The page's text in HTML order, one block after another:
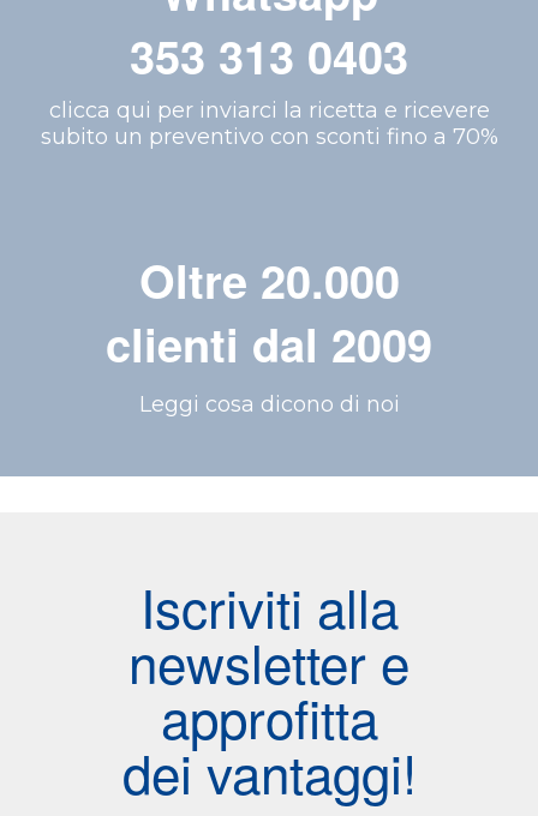
353 313 0403
clicca qui per inviarci la ricetta e ricevere
subito un preventivo con sconti fino a 70%
Oltre 20.000
clienti dal 2009
Leggi cosa dicono di noi
Iscriviti alla
newsletter e
approfitta
dei vantaggi!